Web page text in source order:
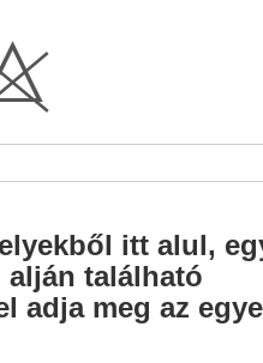
itt alul,
alján található
adja meg az